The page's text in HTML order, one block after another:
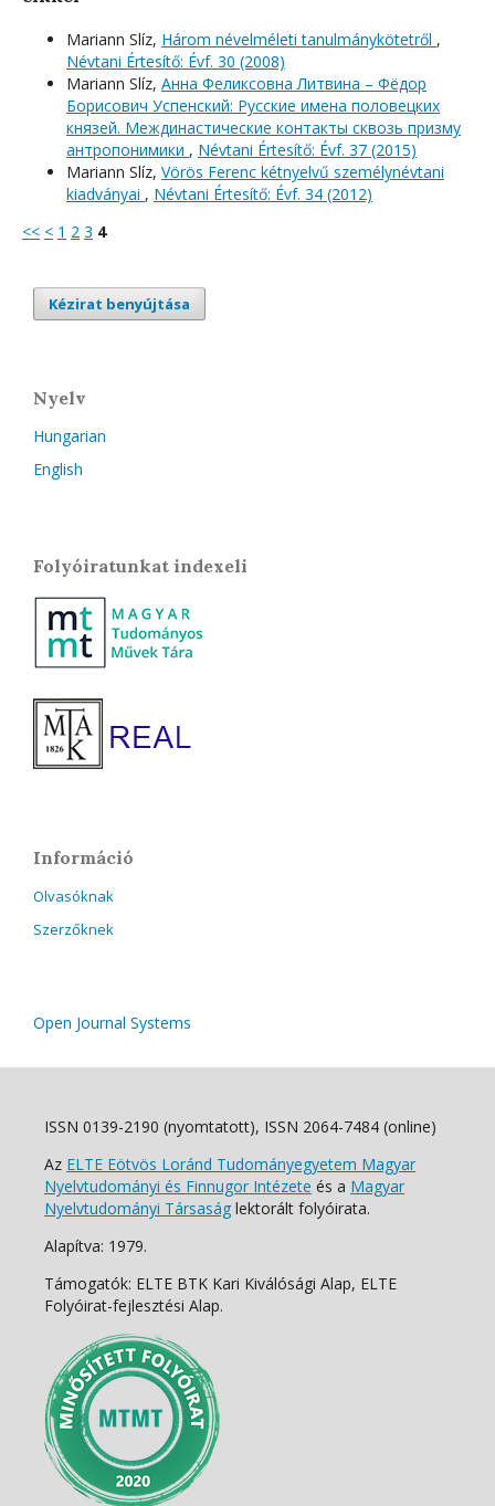
Mariann Slíz, Három névelméleti tanulmánykötetről ,
Névtani Értesítő: Évf. 30 (2008)
Mariann Slíz, Анна Феликсовна Литвина – Фёдор
Борисович Успенский: Русские имена половецких
князей. Междинастические контакты сквозь призму
антропонимики , Névtani Értesítő: Évf. 37 (2015)
Mariann Slíz, Vörös Ferenc kétnyelvű személynévtani
kiadványai , Névtani Értesítő: Évf. 34 (2012)
<< < 1 2 3 4
Kézirat benyújtása
Nyelv
Hungarian
English
Folyóiratunkat indexeli
Információ
Olvasóknak
Szerzőknek
Open Journal Systems
ISSN 0139-2190 (nyomtatott), ISSN 2064-7484 (online)
Az ELTE Eötvös Loránd Tudományegyetem Magyar
Nyelvtudományi és Finnugor Intézete és a Magyar
Nyelvtudományi Társaság lektorált folyóirata.
Alapítva: 1979.
Támogatók: ELTE BTK Kari Kiválósági Alap, ELTE
Folyóirat-fejlesztési Alap.